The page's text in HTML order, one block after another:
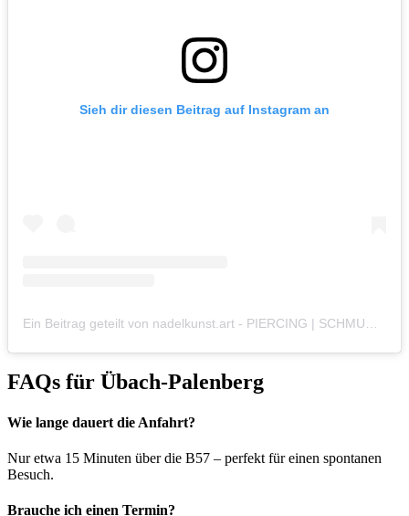
Sieh dir diesen Beitrag auf Instagram an
FAQs für Übach-Palenberg
Wie lange dauert die Anfahrt?
Nur etwa 15 Minuten über die B57 – perfekt für einen spontanen
Besuch.
Brauche ich einen Termin?